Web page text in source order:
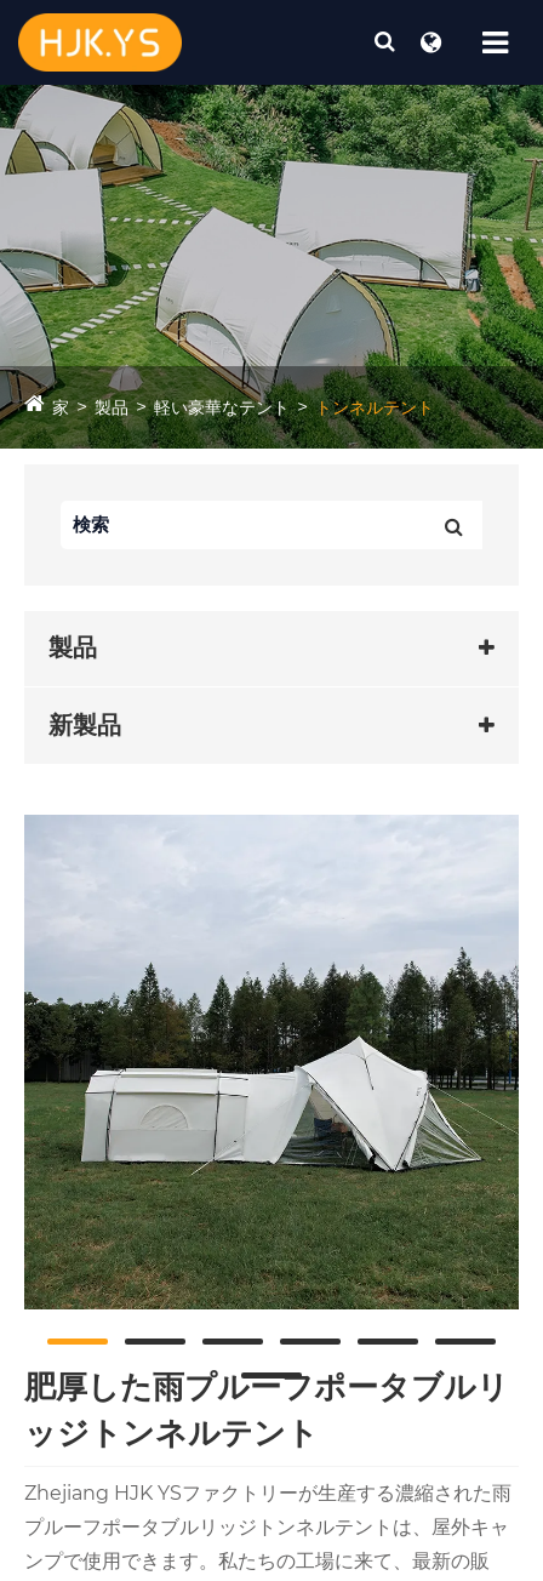
家 製品 軽い豪華なテント トンネルテント
製品
新製品
肥厚した雨プルーフポータブルリ
ッジトンネルテント
Zhejiang HJK YSファクトリーが生産する濃縮された雨
プルーフポータブルリッジトンネルテントは、屋外キャ
ンプで使用できます。私たちの工場に来て、最新の販